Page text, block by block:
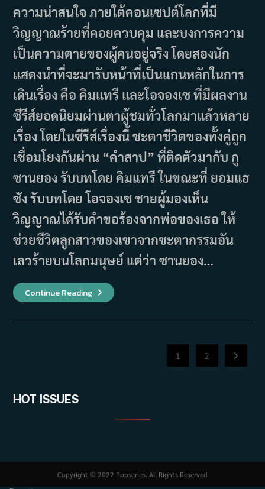
ความน่าสนใจ ภายใต้คอนเซปต์โลกที่มี
วิญญาณร้ายที่คอยควบคุม และบงการความ
เป็นความตายของผู้คนอยู่จริง โดยสองนัก
แสดงนำที่จะมารับหน้าที่เป็นแกนหลักในการ
เดินเรื่อง คือ คิมแทรี และโอจองเซ ที่มีผลงาน
ซีรีส์ยอดนิยมผ่านตาผู้ชมทั่วโลกมาแล้วหลาย
เรื่อง โดยในซีรีส์เรื่องนี้ ชะตาชีวิตของทั้งคู่ถูก
เชื่อมโยงกันผ่าน “คำสาป” ที่ติดตัวมากับ กู
ซานยอง รับบทโดย คิมแทรี ในขณะที่ ยอมแฮ
ซัง รับบทโดย โอจองเซ ชายผู้มองเห็น
วิญญาณได้รับคำขอร้องจากพ่อของเธอ ให้
ช่วยชีวิตลูกสาวของเขาจากชะตากรรมอัน
เลวร้ายบนโลกมนุษย์ แต่ว่า ซานยอง…
Continue Readingรีวิว
Revenant
1 2 Go to
HOT ISSUES
Copyright © 2022 Popseries. All Rights Reserved